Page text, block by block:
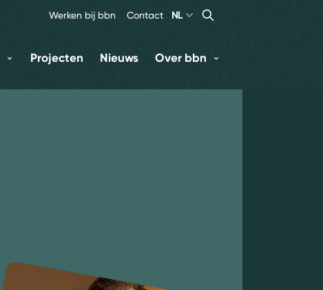
Werken bij bbn Contact NL Search
Zoeken
Projecten Nieuws Over bbn